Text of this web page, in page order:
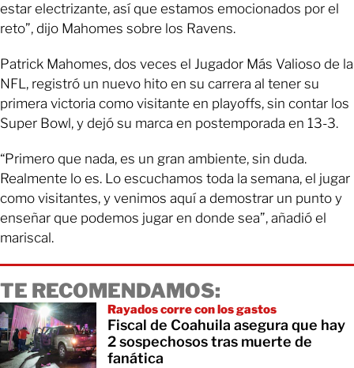
estar electrizante, así que estamos emocionados por el
reto”, dijo Mahomes sobre los Ravens.
Patrick Mahomes, dos veces el Jugador Más Valioso de la
NFL, registró un nuevo hito en su carrera al tener su
primera victoria como visitante en playoffs, sin contar los
Super Bowl, y dejó su marca en postemporada en 13-3.
“Primero que nada, es un gran ambiente, sin duda.
Realmente lo es. Lo escuchamos toda la semana, el jugar
como visitantes, y venimos aquí a demostrar un punto y
enseñar que podemos jugar en donde sea”, añadió el
mariscal.
TE RECOMENDAMOS:
Rayados corre con los gastos
Fiscal de Coahuila asegura que hay
2 sospechosos tras muerte de
fanática